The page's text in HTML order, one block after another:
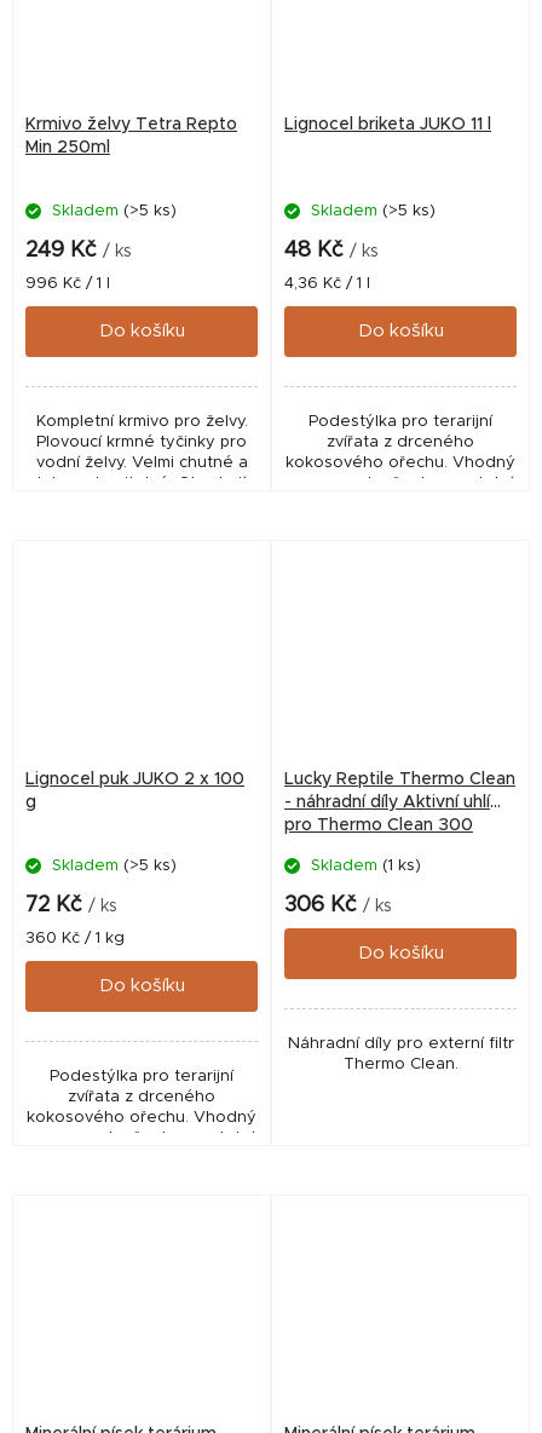
Krmivo želvy Tetra Repto
Min 250ml
Skladem (>5 ks)
249 Kč / ks
Měrná
cena:
996 Kč / 1 l
Do košíku
Kompletní krmivo pro želvy.
Plovoucí krmné tyčinky pro
vodní želvy. Velmi chutné a
lehce stravitelné. Obsahují
Lignocel briketa JUKO 11 l
Skladem (>5 ks)
48 Kč / ks
Měrná
cena:
4,36 Kč / 1 l
Do košíku
Podestýlka pro terarijní
zvířata z drceného
kokosového ořechu. Vhodný
pro pavouky, šneky a ostatní
Lignocel puk JUKO 2 x 100
g
Skladem (>5 ks)
72 Kč / ks
Měrná
cena:
360 Kč / 1 kg
Do košíku
Podestýlka pro terarijní
zvířata z drceného
kokosového ořechu. Vhodný
Lucky Reptile Thermo Clean
- náhradní díly Aktivní uhlí
pro Thermo Clean 300
Skladem (1 ks)
306 Kč / ks
Do košíku
Náhradní díly pro externí filtr
Thermo Clean.